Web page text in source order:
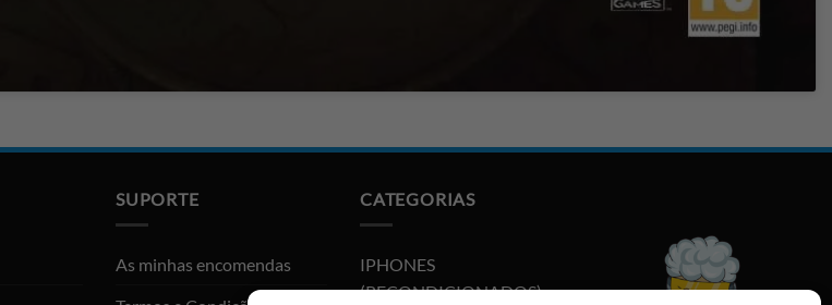
SUPORTE
As minhas encomendas
CATEGORIAS
IPHONES
(RECONDICIONADOS)